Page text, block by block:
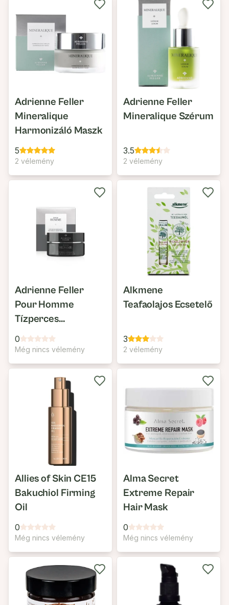
Adrienne Feller
Mineralique
Harmonizáló Maszk
5
2 vélemény
Adrienne Feller
Mineralique Szérum
3.5
2 vélemény
Adrienne Feller
Pour Homme
Tízperces
Krémmaszk
0
Még nincs vélemény
Alkmene
Teafaolajos Ecsetelő
3
2 vélemény
Allies of Skin CE15
Bakuchiol Firming
Oil
0
Még nincs vélemény
Alma Secret
Extreme Repair
Hair Mask
0
Még nincs vélemény